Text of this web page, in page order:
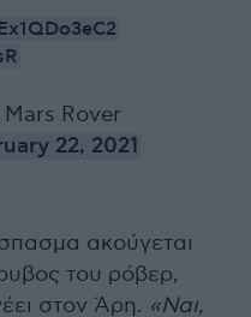
Rover
22, 2021
ακούγεται
του ρόβερ,
στον Άρη. «Ναι,